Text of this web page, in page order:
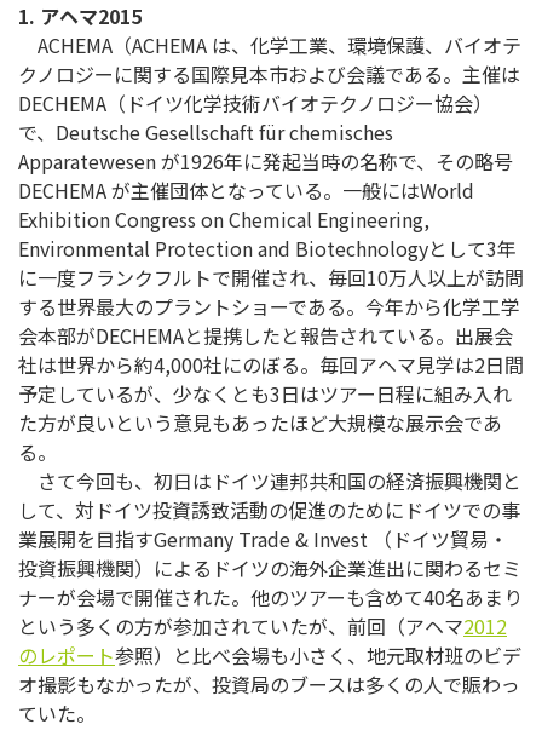
1. アヘマ2015
ACHEMA（ACHEMA は、化学工業、環境保護、バイオテ
クノロジーに関する国際見本市および会議である。主催は
DECHEMA（ドイツ化学技術バイオテクノロジー協会）
で、Deutsche Gesellschaft für chemisches
Apparatewesen が1926年に発起当時の名称で、その略号
DECHEMA が主催団体となっている。一般にはWorld
Exhibition Congress on Chemical Engineering,
Environmental Protection and Biotechnologyとして3年
に一度フランクフルトで開催され、毎回10万人以上が訪問
する世界最大のプラントショーである。今年から化学工学
会本部がDECHEMAと提携したと報告されている。出展会
社は世界から約4,000社にのぼる。毎回アヘマ見学は2日間
予定しているが、少なくとも3日はツアー日程に組み入れ
た方が良いという意見もあったほど大規模な展示会であ
る。
さて今回も、初日はドイツ連邦共和国の経済振興機関と
して、対ドイツ投資誘致活動の促進のためにドイツでの事
業展開を目指すGermany Trade & Invest （ドイツ貿易・
投資振興機関）によるドイツの海外企業進出に関わるセミ
ナーが会場で開催された。他のツアーも含めて40名あまり
という多くの方が参加されていたが、前回（アヘマ2012
のレポート参照）と比べ会場も小さく、地元取材班のビデ
オ撮影もなかったが、投資局のブースは多くの人で賑わっ
ていた。